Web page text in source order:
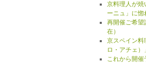
京料理人が焼
ーニュ」に惚
再開催ご希
在）
京スペイン料
ロ・アチェ
これから開催